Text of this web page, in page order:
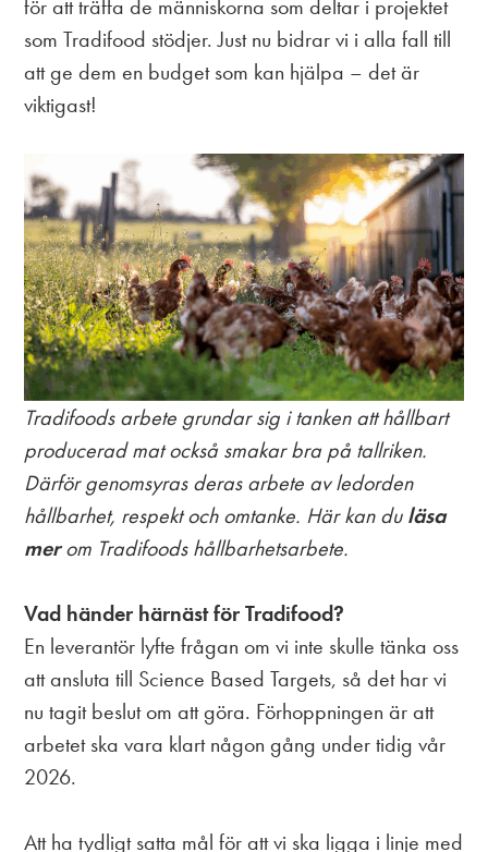
för att träffa de människorna som deltar i projektet
som Tradifood stödjer. Just nu bidrar vi i alla fall till
att ge dem en budget som kan hjälpa – det är
viktigast!
Tradifoods arbete grundar sig i tanken att hållbart
producerad mat också smakar bra på tallriken.
Därför genomsyras deras arbete av ledorden
hållbarhet, respekt och omtanke. Här kan duläsa
merom Tradifoods hållbarhetsarbete.
Vad händer härnäst för Tradifood?
En leverantör lyfte frågan om vi inte skulle tänka oss
att ansluta till Science Based Targets, så det har vi
nu tagit beslut om att göra. Förhoppningen är att
arbetet ska vara klart någon gång under tidig vår
2026.
Att ha tydligt satta mål för att vi ska ligga i linje med